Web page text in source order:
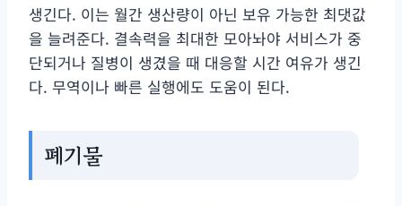
생긴다. 이는 월간 생산량이 아닌 보유 가능한 최댓값
을 늘려준다. 결속력을 최대한 모아놔야 서비스가 중
단되거나 질병이 생겼을 때 대응할 시간 여유가 생긴
다. 무역이나 빠른 실행에도 도움이 된다.
폐기물